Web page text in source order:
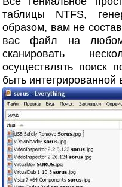
таблицы NTFS,
образом, вам не
вас файл на любом
сканировать
осуществлять поиск
быть интегрированной